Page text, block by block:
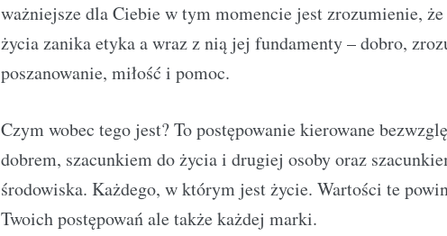
ważniejsze dla Ciebie w tym momencie jest zrozumienie,
życia zanika etyka a wraz z nią jej fundamenty – dobro,
poszanowanie, miłość i pomoc.
Czym wobec tego jest? To postępowanie kierowane
dobrem, szacunkiem do życia i drugiej osoby oraz
środowiska. Każdego, w którym jest życie. Wartości te
Twoich postępowań ale także każdej marki.